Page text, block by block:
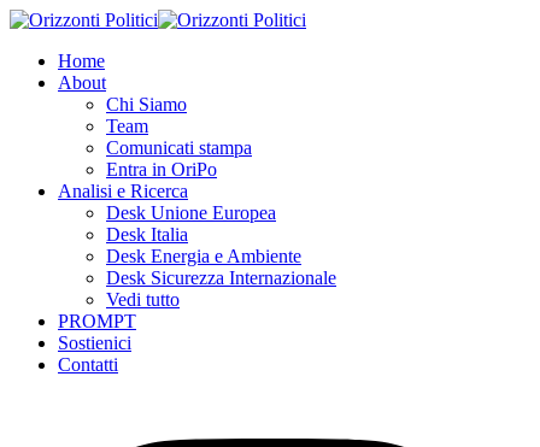
Skip
contentHome
About
Chi Siamo
Team
Comunicati stampa
Entra in OriPo
Analisi e Ricerca
Desk Unione Europea
Desk Italia
Desk Energia e Ambiente
Desk Sicurezza Internazionale
Vedi tutto
PROMPT
Sostienici
Contatti